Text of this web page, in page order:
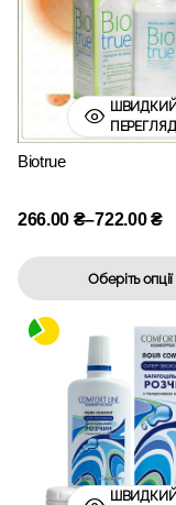
ШВИДКИЙ
ПЕРЕГЛЯД
Biotrue
266.00 ₴–722.00₴
Оберіть опції